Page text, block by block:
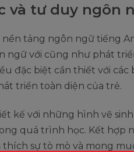
và tư duy ngôn
tảng ngôn ngữ tiếng
ngữ với cũng như phát
đặc biệt cần thiết với các
triển toàn diện của trẻ.
kế với những hình vẽ
quá trình học. Kết hợp
sự tò mò và mong